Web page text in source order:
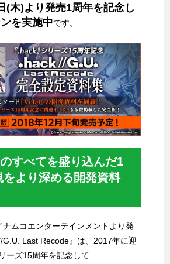
(木)より発売1周年を記念し
を実施中です。
のすべてを盛り込んだ1
より深める開発資料
ムコエンターテインメントより発
G.U. Last Recode』は、2017年に迎
ーズ15周年を記念して